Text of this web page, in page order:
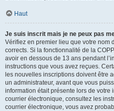
Haut
Je suis inscrit mais je ne peux pas
Vérifiez en premier lieu que votre nom
corrects. Si la fonctionnalité de la
avoir en dessous de 13 ans pendant
instructions que vous avez reçues.
les nouvelles inscriptions doivent être
un administrateur, avant que vous
information était présente lors de votre
courrier électronique, consultez les
courrier électronique, vous avez